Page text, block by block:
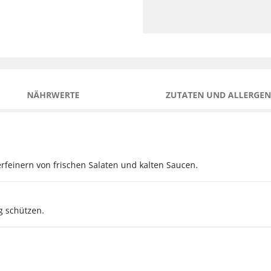
NÄHRWERTE ZUTATEN UND
von frischen Salaten und kalten Saucen.
schützen.